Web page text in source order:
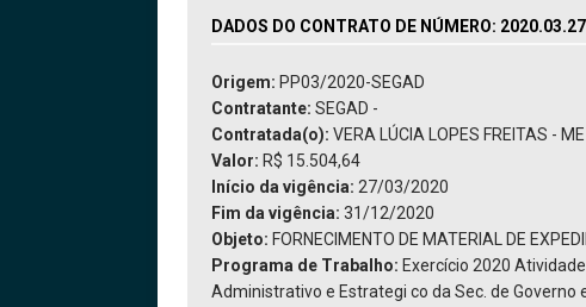
DADOS DO CONTRATO DE NÚMERO:
Origem: PP03/2020-SEGAD
Contratante: SEGAD -
Contratada(o): VERA LÚCIA LOPES FREITAS - ME
Valor: R$ 15.504,64
Início da vigência: 27/03/2020
Fim da vigência: 31/12/2020
Objeto: FORNECIMENTO DE MATERIAL DE
Programa de Trabalho: Exercício 2020
Administrativo e Estrategi co da Sec. de